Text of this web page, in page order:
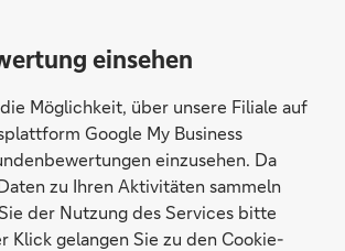
einsehen
Möglichkeit, über unsere Filiale auf
Google My Business
einzusehen. Da
zu Ihren Aktivitäten sammeln
der Nutzung des Services bitte
Klick gelangen Sie zu den Cookie-